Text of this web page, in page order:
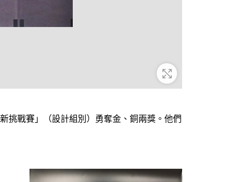
放大
挑戰賽」（設計組別）勇奪金、銅兩獎。他們